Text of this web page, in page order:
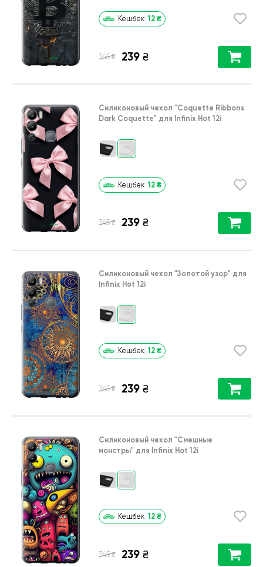
Кешбек 12 ₴
345 ₴ 239 ₴
Силиконовый чехол "Coquette Ribbons
Dark Coquette" для Infinix Hot 12i
Кешбек 12 ₴
345 ₴ 239 ₴
Силиконовый чехол "Золотой узор" для
Infinix Hot 12i
Кешбек 12 ₴
345 ₴ 239 ₴
Силиконовый чехол "Cмешные
монстры" для Infinix Hot 12i
Кешбек 12 ₴
345 ₴ 239 ₴